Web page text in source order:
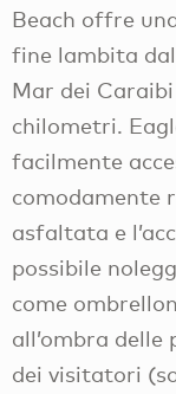
Beach offre
fine lambita
Mar dei
chilometri.
facilmente
comodamente
asfaltata e
possibile
come
all’ombra
dei visitatori